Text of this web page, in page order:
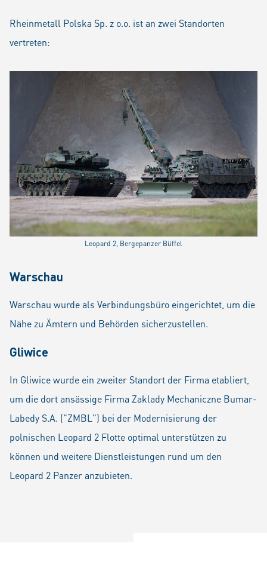
Rheinmetall Polska Sp. z o.o. ist an zwei Standorten
vertreten:
Leopard 2, Bergepanzer Büffel
Warschau
Warschau wurde als Verbindungsbüro eingerichtet, um die
Nähe zu Ämtern und Behörden sicherzustellen.
Gliwice
In Gliwice wurde ein zweiter Standort der Firma etabliert,
um die dort ansässige Firma Zaklady Mechaniczne Bumar-
Labedy S.A. ("ZMBL") bei der Modernisierung der
polnischen Leopard 2 Flotte optimal unterstützen zu
können und weitere Dienstleistungen rund um den
Leopard 2 Panzer anzubieten.